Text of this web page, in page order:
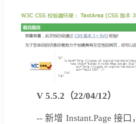
V 5.5.2（22/04/12）
-- 新增 Instant.Page 接